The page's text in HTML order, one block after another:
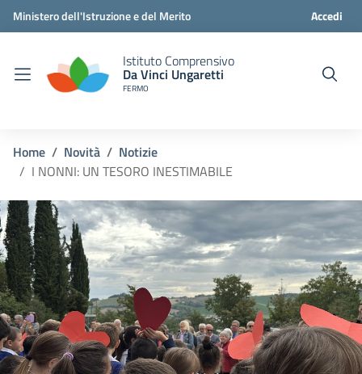
Ministero dell'Istruzione e del Merito Accedi
Istituto Comprensivo
Da Vinci Ungaretti
FERMO
Home Novità
Notizie
I NONNI: UN TESORO INESTIMABILE